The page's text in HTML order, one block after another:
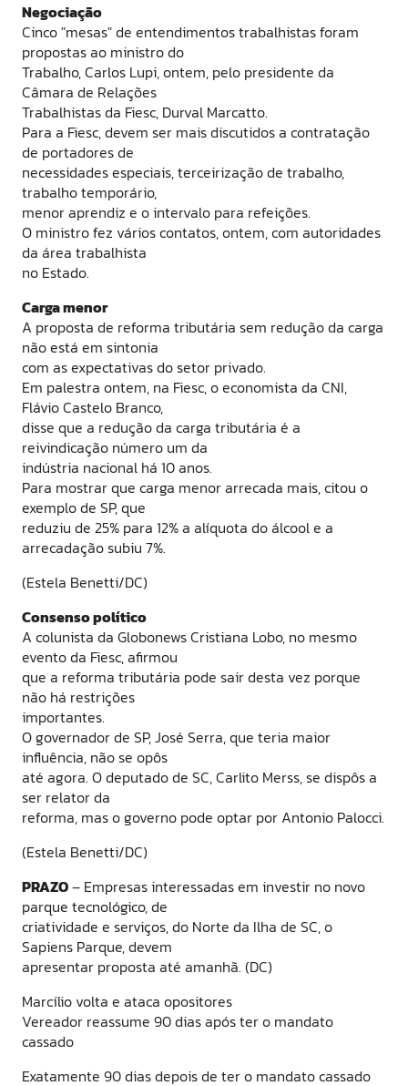
Negociação
Cinco "mesas" de entendimentos trabalhistas foram
propostas ao ministro do
Trabalho, Carlos Lupi, ontem, pelo presidente da
Câmara de Relações
Trabalhistas da Fiesc, Durval Marcatto.
Para a Fiesc, devem ser mais discutidos a contratação
de portadores de
necessidades especiais, terceirização de trabalho,
trabalho temporário,
menor aprendiz e o intervalo para refeições.
O ministro fez vários contatos, ontem, com autoridades
da área trabalhista
no Estado.
Carga menor
A proposta de reforma tributária sem redução da carga
não está em sintonia
com as expectativas do setor privado.
Em palestra ontem, na Fiesc, o economista da CNI,
Flávio Castelo Branco,
disse que a redução da carga tributária é a
reivindicação número um da
indústria nacional há 10 anos.
Para mostrar que carga menor arrecada mais, citou o
exemplo de SP, que
reduziu de 25% para 12% a alíquota do álcool e a
arrecadação subiu 7%.
(Estela Benetti/DC)
Consenso político
A colunista da Globonews Cristiana Lobo, no mesmo
evento da Fiesc, afirmou
que a reforma tributária pode sair desta vez porque
não há restrições
importantes.
O governador de SP, José Serra, que teria maior
influência, não se opôs
até agora. O deputado de SC, Carlito Merss, se dispôs a
ser relator da
reforma, mas o governo pode optar por Antonio Palocci.
(Estela Benetti/DC)
PRAZO– Empresas interessadas em investir no novo
parque tecnológico, de
criatividade e serviços, do Norte da Ilha de SC, o
Sapiens Parque, devem
apresentar proposta até amanhã. (DC)
Marcílio volta e ataca opositores
Vereador reassume 90 dias após ter o mandato
cassado
Exatamente 90 dias depois de ter o mandato cassado